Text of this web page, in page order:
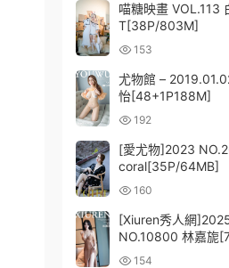
喵糖映畫 VOL.113
T[38P/803M]
153
尤物館 –
怡[48+1P188M]
192
[愛尤物]2023
coral[35P/64MB]
160
[Xiuren秀人網
NO.10800 林嘉旎
154